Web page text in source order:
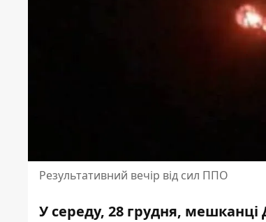
Результативний вечір від сил ППО
У середу, 28 грудня, мешканці